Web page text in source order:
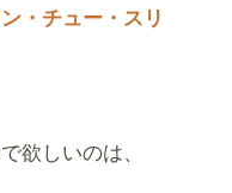
・チュー・スリ
欲しいのは、